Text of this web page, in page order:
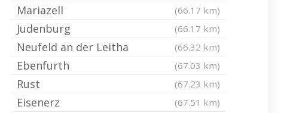
Mariazell (66.17 km)
Judenburg (66.17 km)
Neufeld an der Leitha (66.32 km)
Ebenfurth (67.03 km)
Rust (67.23 km)
Eisenerz (67.51 km)